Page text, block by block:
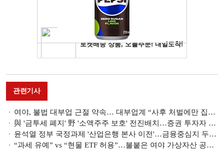
관련기사
여야, 불법 대부업 근절 약속… 대부업계 “사후 처벌에만 집중된 공약 아쉬워” [2024 총선 공약 분석]
與 '금투세 폐지' 野 '소액주주 보호' 전진배치…증권 투자자 표심 잡기 [2024 총선 공약 분석]
윤석열 정부 국정과제 '산업은행 본사 이전'…금융중심지 두고 부산 VS 여의도 대립 고조 [2024 총선 공약 분석]
“과세 유예” vs “현물 ETF 허용”…불붙은 여야 가상자산 공약 [2024 총선 공약 분석]